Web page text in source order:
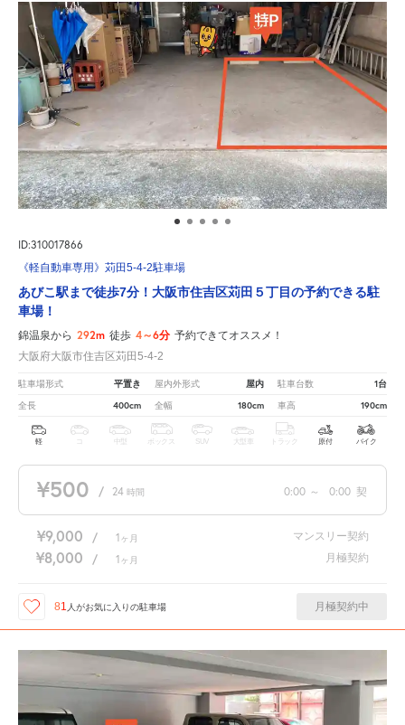
ID:310017866
《軽自動車専用》苅田5-4-2駐車場
あびこ駅まで徒歩7分！大阪市住吉区苅田５丁目の予約できる駐
車場！
錦温泉から 292m 徒歩 4～6分 予約できてオススメ！
大阪府大阪市住吉区苅田5-4-2
駐車場形式 平置き 屋内外形式 屋内 駐車台数 1台
全長 400cm 全幅 180cm 車高 190cm
軽 中型 ボックス SUV 大型車 トラック 原付 バイク
¥500 / 24 時間 0:00 ～ 0:00 契
¥9,000 / 1 ヶ月 マンスリー契約
¥8,000 / 1 ヶ月 月極契約
81 人がお気に入りの駐車場 月極契約中